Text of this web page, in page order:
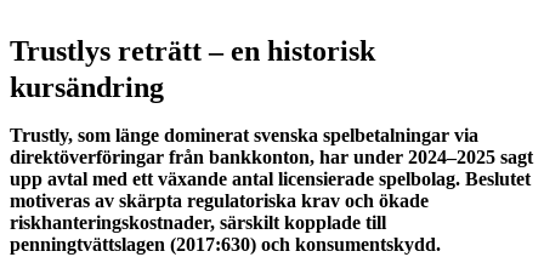
Trustlys reträtt – en historisk
kursändring
Trustly, som länge dominerat svenska spelbetalningar via
direktöverföringar från bankkonton, har under 2024–2025 sagt
upp avtal med ett växande antal licensierade spelbolag. Beslutet
motiveras av skärpta regulatoriska krav och ökade
riskhanteringskostnader, särskilt kopplade till
penningtvättslagen (2017:630) och konsumentskydd.